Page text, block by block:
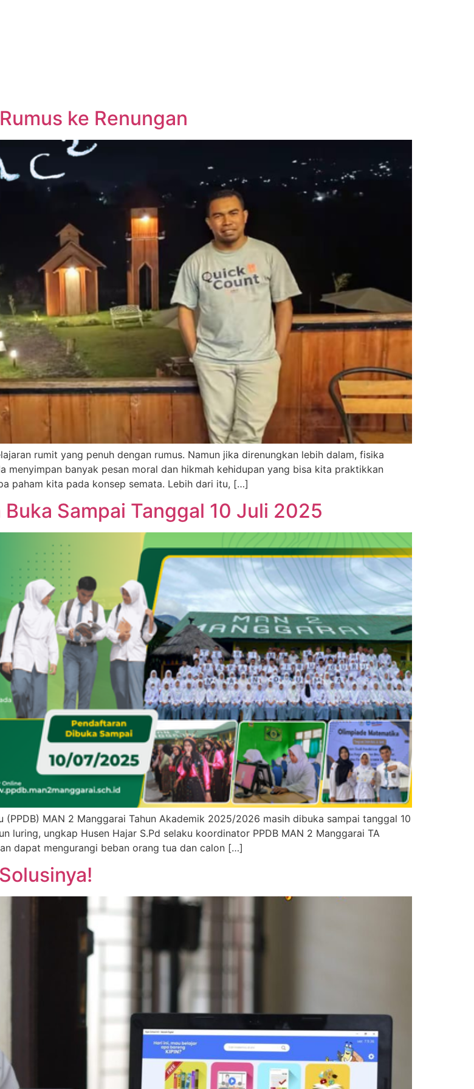
ke Renungan
rumit yang penuh dengan rumus. Namun jika direnungkan lebih dalam, fisika
menyimpan banyak pesan moral dan hikmah kehidupan yang bisa kita praktikkan
paham kita pada konsep semata. Lebih dari itu, […]
Sampai Tanggal 10 Juli 2025
MAN 2 Manggarai Tahun Akademik 2025/2026 masih dibuka sampai tanggal 10
luring, ungkap Husen Hajar S.Pd selaku koordinator PPDB MAN 2 Manggarai TA
dapat mengurangi beban orang tua dan calon […]